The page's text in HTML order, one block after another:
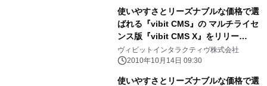
使いやすさとリーズナブルな価格で選
ばれる『vibit CMS』の マルチライセ
ンス版『vibit CMS X』をリリー
ス！！
ヴィビットインタラクティヴ株式会社
2010年10月14日 09:30
使いやすさとリーズナブルな価格で選